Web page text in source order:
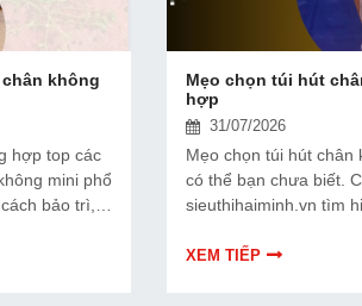
không
hợp top các
mini phổ
bảo trì,
Mẹo chọn túi hút
hợp
31/07/2026
Mẹo chọn túi hút chân
có thể bạn chưa biết.
sieuthihaiminh.vn tìm
đây nhé!
XEM TIẾP